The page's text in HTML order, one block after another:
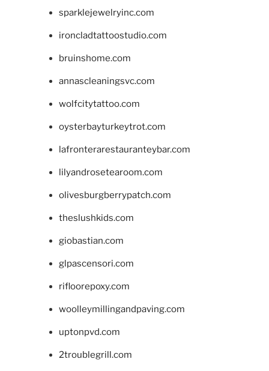
sparklejewelryinc.com
ironcladtattoostudio.com
bruinshome.com
annascleaningsvc.com
wolfcitytattoo.com
oysterbayturkeytrot.com
lafronterarestauranteybar.com
lilyandrosetearoom.com
olivesburgberrypatch.com
theslushkids.com
giobastian.com
glpascensori.com
rifloorepoxy.com
woolleymillingandpaving.com
uptonpvd.com
2troublegrill.com